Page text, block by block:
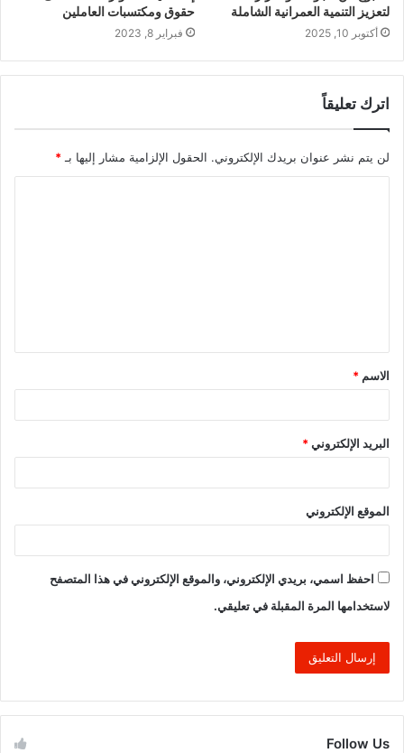
لتعزيز التنمية العمرانية الشاملة
أكتوبر 10, 2025
حقوق ومكتسبات العاملين
فبراير 8, 2023
اترك تعليقاً
لن يتم نشر عنوان بريدك الإلكتروني. الحقول الإلزامية مشار إليها بـ *
ق
*
الاسم *
البريد الإلكتروني*
الموقع الإلكتروني
احفظ اسمي، بريدي الإلكتروني، والموقع الإلكتروني في هذا المتصفح
لاستخدامها المرة المقبلة في تعليقي.
Follow Us